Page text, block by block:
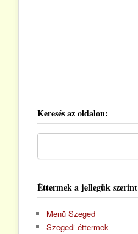
Keresés az oldalon:
Éttermek a jellegük szerint
Menü Szeged
Szegedi éttermek